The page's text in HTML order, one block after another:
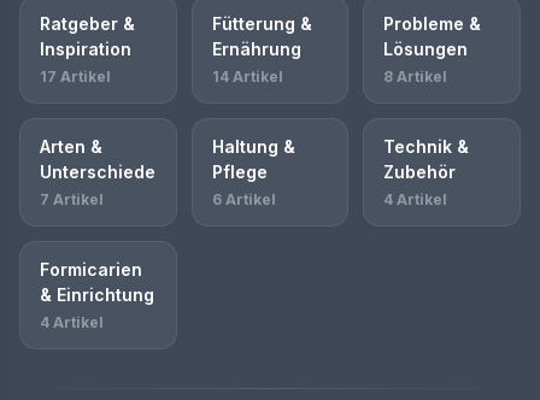
Ratgeber &
Inspiration
17 Artikel
Fütterung &
Ernährung
14 Artikel
Probleme &
Lösungen
8 Artikel
Arten &
Unterschiede
7 Artikel
Haltung &
Pflege
6 Artikel
Technik &
Zubehör
4 Artikel
Formicarien
& Einrichtung
4 Artikel